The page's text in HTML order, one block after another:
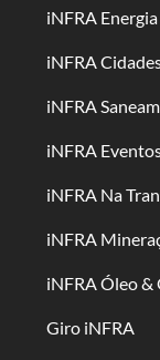
iNFRA Energia
iNFRA
iNFRA
iNFRA
iNFRA Na
iNFRA
iNFRA Óleo &
Giro iNFRA